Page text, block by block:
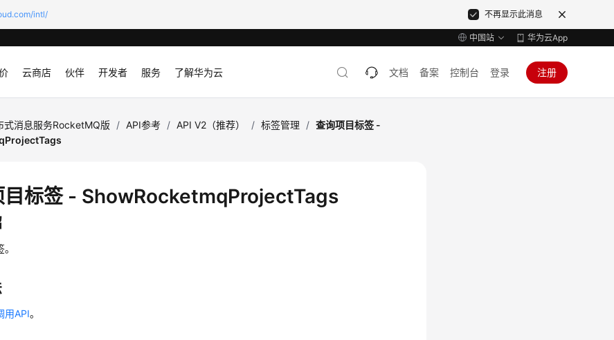
intl/ 不再显示此消息
中国站 华为云App
云商店 伙伴 开发者 服务 了解华为云 文档 备案 控制台 登录 注册
式消息服务RocketMQ版 / API参考 / API V2（推荐） / 标签管理 / 查询项目标签 -
目标签 - ShowRocketmqProjectTags
用API。